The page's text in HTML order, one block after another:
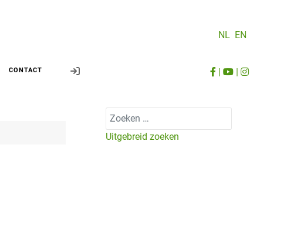
NL EN
CONTACT | |
Zoeken
Uitgebreid zoeken